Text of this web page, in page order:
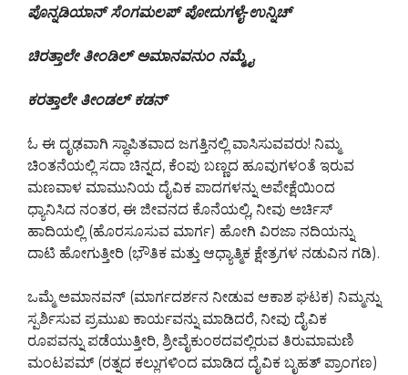
ಪೊನ್ನಡಿಯಾನ್ ಸೆಂಗಮಲಪ್ ಪೋದುಗಳೈ-ಉನ್ನಿಚ್
ಚಿರತ್ತಾಲೇ ತೀಂಡಿಲ್ ಅಮಾನವನುಂ ನಮ್ಮೈ
ಕರತ್ತಾಲೇ ತೀಂಡಲ್ ಕಡನ್
ಓ ಈ ದೃಢವಾಗಿ ಸ್ಥಾಪಿತವಾದ ಜಗತ್ತಿನಲ್ಲಿ ವಾಸಿಸುವವರು! ನಿಮ್ಮ
ಚಿಂತನೆಯಲ್ಲಿ ಸದಾ ಚಿನ್ನದ, ಕೆಂಪು ಬಣ್ಣದ ಹೂವುಗಳಂತೆ ಇರುವ
ಮಣವಾಳ ಮಾಮುನಿಯ ದೈವಿಕ ಪಾದಗಳನ್ನು ಅಪೇಕ್ಷೆಯಿಂದ
ಧ್ಯಾನಿಸಿದ ನಂತರ, ಈ ಜೀವನದ ಕೊನೆಯಲ್ಲಿ, ನೀವು ಅರ್ಚಿಸ್
ಹಾದಿಯಲ್ಲಿ (ಹೊರಸೂಸುವ ಮಾರ್ಗ) ಹೋಗಿ ವಿರಜಾ ನದಿಯನ್ನು
ದಾಟಿ ಹೋಗುತ್ತೀರಿ (ಭೌತಿಕ ಮತ್ತು ಆಧ್ಯಾತ್ಮಿಕ ಕ್ಷೇತ್ರಗಳ ನಡುವಿನ ಗಡಿ).
ಒಮ್ಮೆ ಅಮಾನವನ್ (ಮಾರ್ಗದರ್ಶನ ನೀಡುವ ಆಕಾಶ ಘಟಕ) ನಿಮ್ಮನ್ನು
ಸ್ಪರ್ಶಿಸುವ ಪ್ರಮುಖ ಕಾರ್ಯವನ್ನು ಮಾಡಿದರೆ, ನೀವು ದೈವಿಕ
ರೂಪವನ್ನು ಪಡೆಯುತ್ತೀರಿ, ಶ್ರೀವೈಕುಂಠದವಲ್ಲಿರುವ ತಿರುಮಾಮಣಿ
ಮಂಟಪಮ್ (ರತ್ನದ ಕಲ್ಲುಗಳಿಂದ ಮಾಡಿದ ದೈವಿಕ ಬೃಹತ್ ಪ್ರಾಂಗಣ)